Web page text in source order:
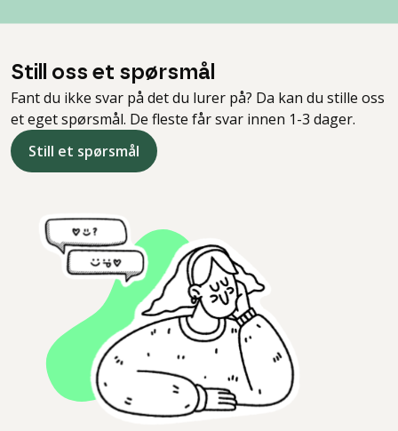
Still oss et spørsmål
Fant du ikke svar på det du lurer på? Da kan du stille oss
et eget spørsmål. De fleste får svar innen 1-3 dager.
Still et spørsmål